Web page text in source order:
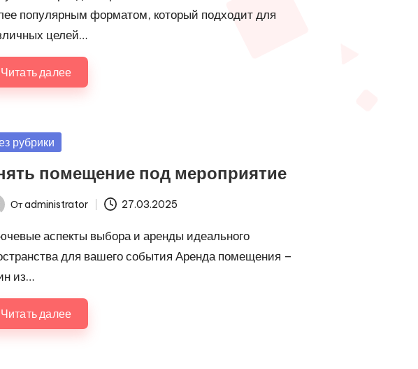
популярным форматом, который подходит для
целей…
Читать далее
рубрики
помещение под мероприятие
Отadministrator 27.03.2025
аспекты выбора и аренды идеального
для вашего события Аренда помещения –
из…
Читать далее